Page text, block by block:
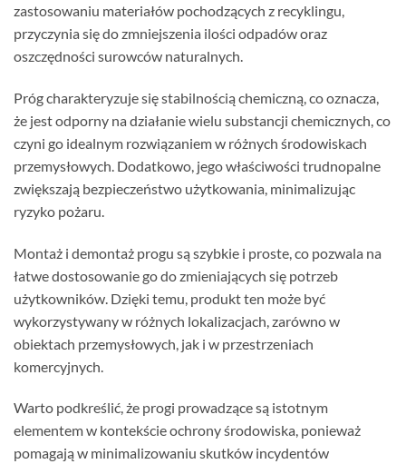
zastosowaniu materiałów pochodzących z recyklingu,
przyczynia się do zmniejszenia ilości odpadów oraz
oszczędności surowców naturalnych.
Próg charakteryzuje się stabilnością chemiczną, co oznacza,
że jest odporny na działanie wielu substancji chemicznych, co
czyni go idealnym rozwiązaniem w różnych środowiskach
przemysłowych. Dodatkowo, jego właściwości trudnopalne
zwiększają bezpieczeństwo użytkowania, minimalizując
ryzyko pożaru.
Montaż i demontaż progu są szybkie i proste, co pozwala na
łatwe dostosowanie go do zmieniających się potrzeb
użytkowników. Dzięki temu, produkt ten może być
wykorzystywany w różnych lokalizacjach, zarówno w
obiektach przemysłowych, jak i w przestrzeniach
komercyjnych.
Warto podkreślić, że progi prowadzące są istotnym
elementem w kontekście ochrony środowiska, ponieważ
pomagają w minimalizowaniu skutków incydentów